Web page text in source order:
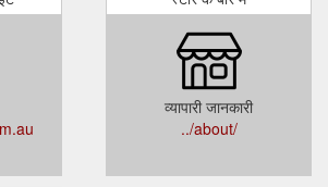
व्यापारी जानकारी
../about/